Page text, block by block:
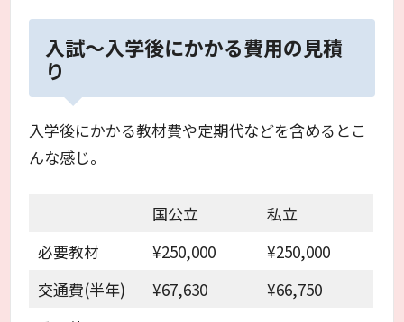
入試～入学後にかかる費用の見積
り
入学後にかかる教材費や定期代などを含めるとこ
んな感じ。
国公立
私立
必要教材
¥250,000
¥250,000
交通費(半年)
¥67,630
¥66,750